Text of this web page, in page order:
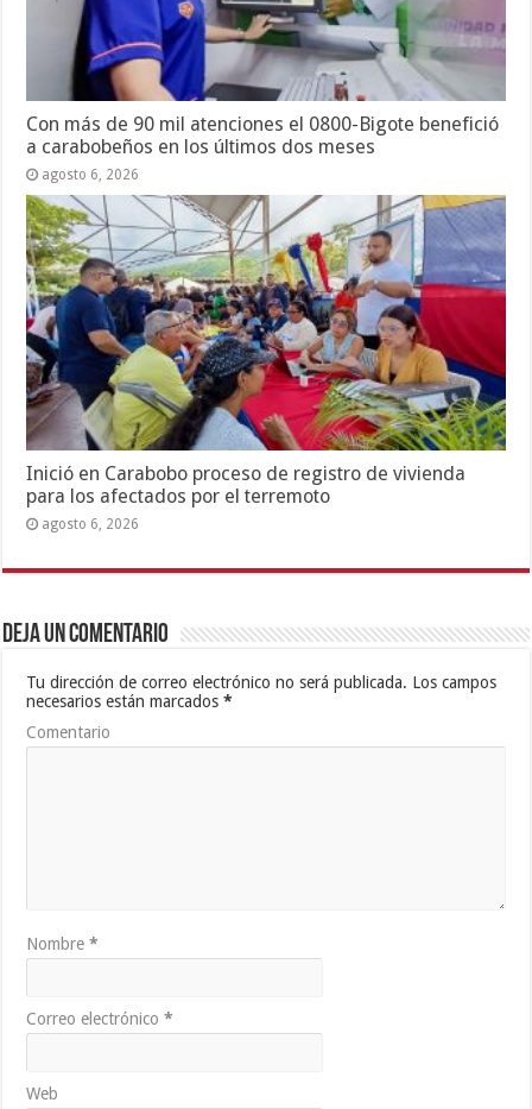
Con más de 90 mil atenciones el 0800-Bigote benefició
a carabobeños en los últimos dos meses
agosto 6, 2026
Inició en Carabobo proceso de registro de vivienda
para los afectados por el terremoto
agosto 6, 2026
Deja un comentario
Tu dirección de correo electrónico no será publicada. Los campos
necesarios están marcados*
Comentario
Nombre*
Correo electrónico*
Web